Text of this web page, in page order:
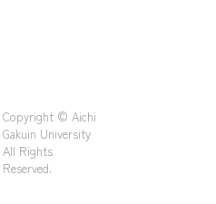
Copyright © Aichi
Gakuin University
All Rights
Reserved.